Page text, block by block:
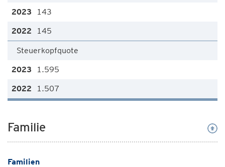
143
145
Steuerkopfquote
1.595
1.507
Familie
Familien